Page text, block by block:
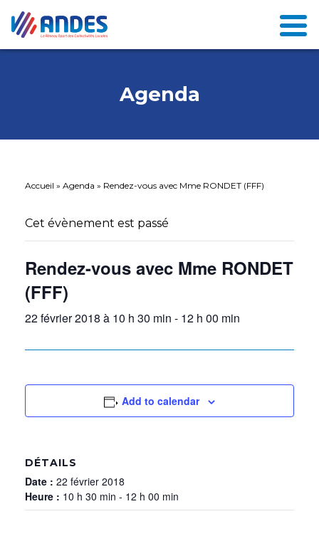
Agenda
Accueil » Agenda » Rendez-vous avec Mme RONDET (FFF)
Cet évènement est passé
Rendez-vous avec Mme RONDET
(FFF)
22 février 2018 à 10 h 30 min - 12 h 00 min
Add to calendar
DÉTAILS
Date : 22 février 2018
Heure : 10 h 30 min - 12 h 00 min